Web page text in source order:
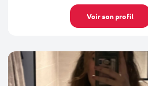
Voir son profil